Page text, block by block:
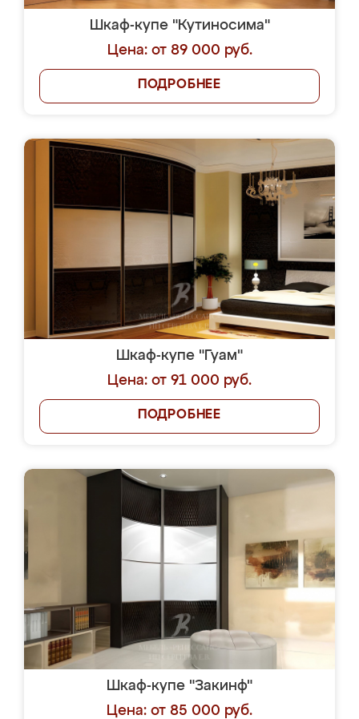
Шкаф-купе "Кутиносима"
Цена: от 89 000 руб.
ПОДРОБНЕЕ
Шкаф-купе "Гуам"
Цена: от 91 000 руб.
ПОДРОБНЕЕ
Шкаф-купе "Закинф"
Цена: от 85 000 руб.